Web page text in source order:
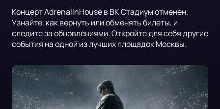
Концерт AdrenalinHouse в ВК Стадиум отменен.
Узнайте, как вернуть или обменять билеты, и
следите за обновлениями. Откройте для себя другие
события на одной из лучших площадок Москвы.